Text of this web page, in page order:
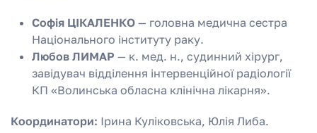
Софія ЦІКАЛЕНКО — головна медична сестра
Національного інституту раку.
Любов ЛИМАР — к. мед. н., судинний хірург,
завідувач відділення інтервенційної радіології
КП «Волинська обласна клінічна лікарня».
Координатори: Ірина Куліковська, Юлія Либа.